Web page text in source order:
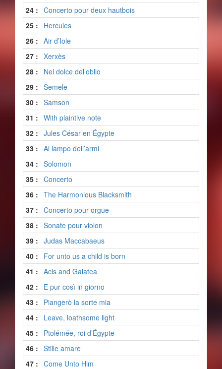
24 : Concerto pour deux hautbois
25 :
Hercules
26 : Air d’Iole
27 : Xerxès
28 :
Nel dolce del’oblio
29 : Semele
30 : Samson
31 : With plaintive note
32 : Jules César en Égypte
33 : Al lampo dell’armi
34 : Solomon
35 : Concerto
36 : The Harmonious Blacksmith
37 : Concerto pour orgue
38 : Sonate pour violon
39 : Judas Maccabaeus
40 :
For unto us a child is born
41 : Acis and Galatea
42 :
E pur così in giorno
43 :
Piangerò la sorte mia
44 :
Leave, loathsome light
45 :
Ptolémée, roi d’Égypte
46 : Stille amare
47 : Come Unto Him